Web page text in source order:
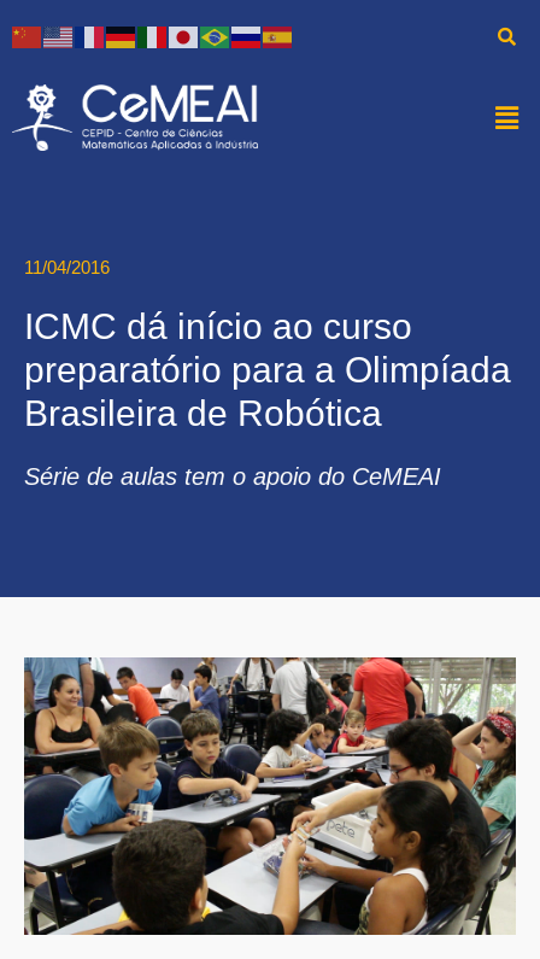
11/04/2016
ICMC dá início ao curso
preparatório para a Olimpíada
Brasileira de Robótica
Série de aulas tem o apoio do CeMEAI